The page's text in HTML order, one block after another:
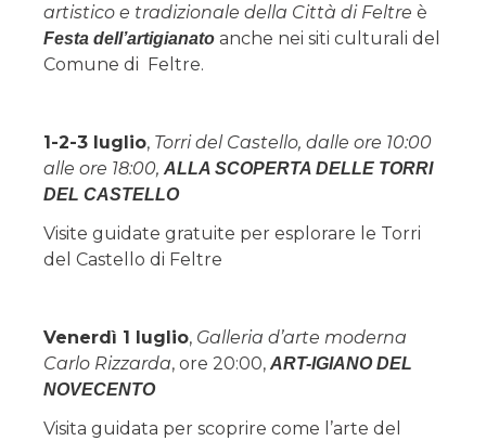
artistico e tradizionale della Città di Feltre è
Festa dell’artigianato anche nei siti culturali del
Comune di Feltre.
1-2-3 luglio, Torri del Castello, dalle ore 10:00
alle ore 18:00, ALLA SCOPERTA DELLE TORRI
DEL CASTELLO
Visite guidate gratuite per esplorare le Torri
del Castello di Feltre
Venerdì 1 luglio, Galleria d’arte moderna
Carlo Rizzarda, ore 20:00, ART-IGIANO DEL
NOVECENTO
Visita guidata per scoprire come l’arte del